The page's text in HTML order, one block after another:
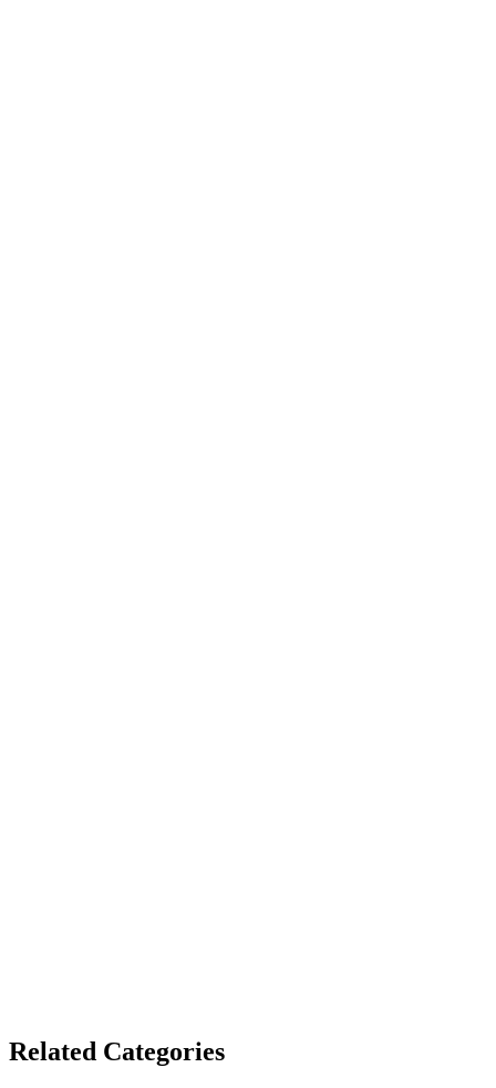
Related Categories